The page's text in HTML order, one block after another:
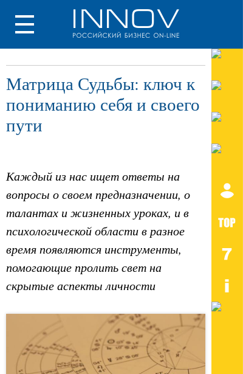
Матрица Судьбы: ключ к
пониманию себя и своего
пути
Каждый из нас ищет ответы на
вопросы о своем предназначении, о
талантах и жизненных уроках, и в
психологической области в разное
время появляются инструменты,
помогающие пролить свет на
скрытые аспекты личности